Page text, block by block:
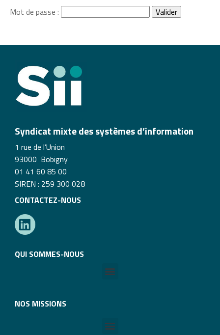
Mot de passe :
Syndicat mixte des systèmes d’information
1 rue de l’Union
93000 Bobigny
01 41 60 85 00
SIREN : 259 300 028
CONTACTEZ-NOUS
QUI SOMMES-NOUS
NOS MISSIONS